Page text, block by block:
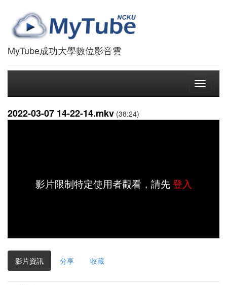
MyTube成功大學數位影音雲
Toggle
2022-03-07 14-22-14.mkv (38:24)
影片限制特定使用者觀看，請先登入
影片資訊 分享 收藏